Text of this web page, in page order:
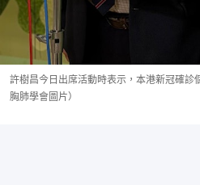
許樹昌今日出席活動時表示，本港新冠確
胸肺學會圖片）